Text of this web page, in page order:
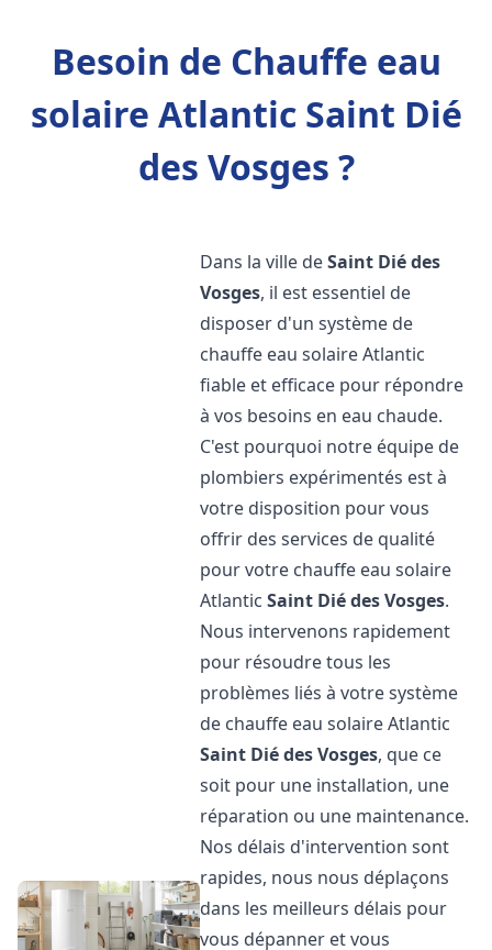
Besoin de Chauffe eau
solaire Atlantic Saint Dié
des Vosges ?
Dans la ville deSaint Dié des
Vosges, il est essentiel de
disposer d'un système de
chauffe eau solaire Atlantic
fiable et efficace pour répondre
à vos besoins en eau chaude.
C'est pourquoi notre équipe de
plombiers expérimentés est à
votre disposition pour vous
offrir des services de qualité
pour votre chauffe eau solaire
AtlanticSaint Dié des Vosges.
Nous intervenons rapidement
pour résoudre tous les
problèmes liés à votre système
de chauffe eau solaire Atlantic
Saint Dié des Vosges, que ce
soit pour une installation, une
réparation ou une maintenance.
Nos délais d'intervention sont
rapides, nous nous déplaçons
dans les meilleurs délais pour
vous dépanner et vous